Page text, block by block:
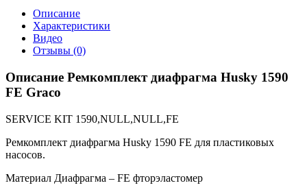
Описание
Характеристики
Видео
Отзывы (0)
Описание Ремкомплект диафрагма Husky 1590
FE Graco
SERVICE KIT 1590,NULL,NULL,FE
Ремкомплект диафрагма Husky 1590 FE для пластиковых
насосов.
Материал Диафрагма – FE фторэластомер